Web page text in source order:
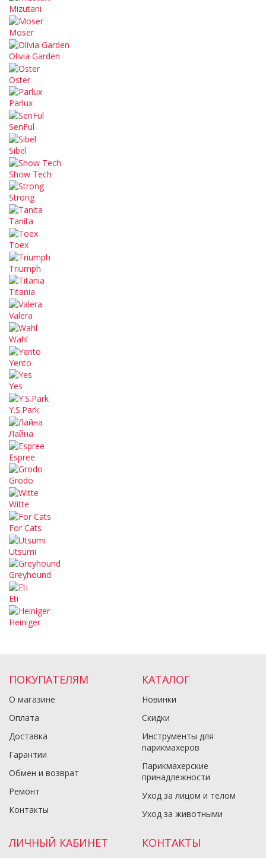
Mizutani
Moser
Olivia Garden
Oster
Parlux
SenFul
Sibel
Show Tech
Strong
Tanita
Toex
Triumph
Titania
Valera
Wahl
Yento
Yes
Y.S.Park
Лайна
Espree
Grodo
Witte
For Cats
Utsumi
Greyhound
Eti
Heiniger
ПОКУПАТЕЛЯМ
О магазине
Оплата
Доставка
Гарантии
Обмен и возврат
Ремонт
Контакты
КАТАЛОГ
Новинки
Скидки
Инструменты для
парикмахеров
Парикмахерские
принадлежности
Уход за лицом и телом
Уход за животными
ЛИЧНЫЙ КАБИНЕТ КОНТАКТЫ